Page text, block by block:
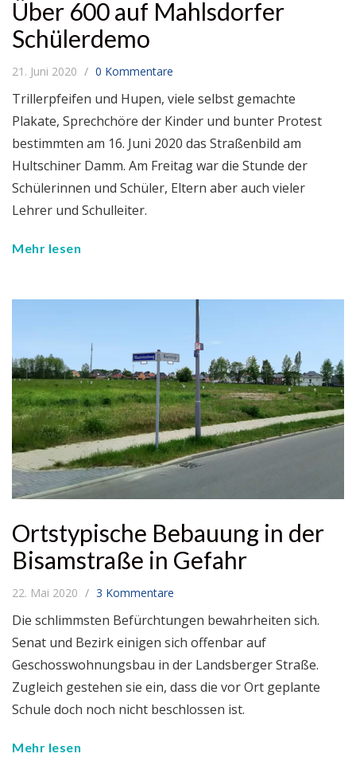
Über 600 auf Mahlsdorfer
Schülerdemo
21. Juni 2020 0 Kommentare
Trillerpfeifen und Hupen, viele selbst gemachte
Plakate, Sprechchöre der Kinder und bunter Protest
bestimmten am 16. Juni 2020 das Straßenbild am
Hultschiner Damm. Am Freitag war die Stunde der
Schülerinnen und Schüler, Eltern aber auch vieler
Lehrer und Schulleiter.
Mehr lesen
Ortstypische Bebauung in der
Bisamstraße in Gefahr
22. Mai 2020 3 Kommentare
Die schlimmsten Befürchtungen bewahrheiten sich.
Senat und Bezirk einigen sich offenbar auf
Geschosswohnungsbau in der Landsberger Straße.
Zugleich gestehen sie ein, dass die vor Ort geplante
Schule doch noch nicht beschlossen ist.
Mehr lesen